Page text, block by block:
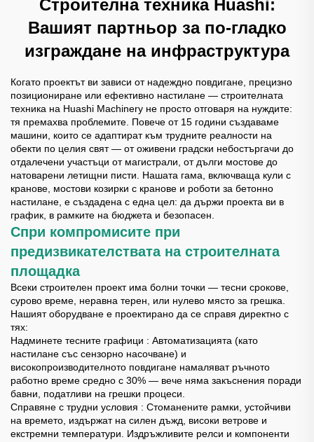
Строителна техника Huashi:
Вашият партньор за по-гладко
изграждане на инфраструктура
Когато проектът ви зависи от надеждно повдигане, прецизно
позициониране или ефективно настилане — строителната
техника на Huashi Machinery не просто отговаря на нуждите:
тя премахва проблемите. Повече от 15 години създаваме
машини, които се адаптират към трудните реалности на
обекти по целия свят — от оживени градски небостъргачи до
отдалечени участъци от магистрали, от дълги мостове до
натоварени летищни писти. Нашата гама, включваща кули с
кранове, мостови козирки с кранове и роботи за бетонно
настилане, е създадена с една цел: да държи проекта ви в
график, в рамките на бюджета и безопасен.
Спри компромисите при
предизвикателствата на строителната
площадка
Всеки строителен проект има болни точки — тесни срокове,
сурово време, неравна терен, или нулево място за грешка.
Нашият оборудване е проектирано да се справя директно с
тях:
Надминете тесните графици : Автоматизацията (като
настилане със сензорно насочване) и
високопроизводителното повдигане намаляват ръчното
работно време средно с 30% — вече няма закъснения поради
бавни, податливи на грешки процеси.
Справяне с трудни условия : Стоманените рамки, устойчиви
на времето, издържат на силен дъжд, високи ветрове и
екстремни температури. Издръжливите релси и компоненти